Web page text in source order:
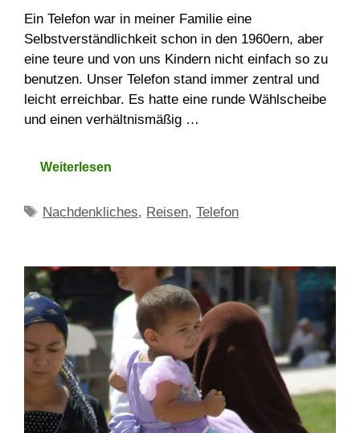
Ein Telefon war in meiner Familie eine
Selbstverständlichkeit schon in den 1960ern, aber
eine teure und von uns Kindern nicht einfach so zu
benutzen. Unser Telefon stand immer zentral und
leicht erreichbar. Es hatte eine runde Wählscheibe
und einen verhältnismäßig …
Weiterlesen
Schlagwörter
Nachdenkliches, Reisen,Telefon